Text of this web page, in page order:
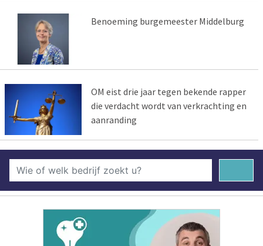
Benoeming burgemeester Middelburg
OM eist drie jaar tegen bekende rapper
die verdacht wordt van verkrachting en
aanranding